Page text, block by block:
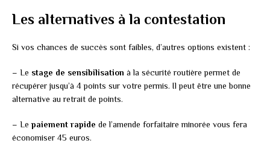
Les alternatives à la contestation
Si vos chances de succès sont faibles, d’autres options existent :
– Le stage de sensibilisation à la sécurité routière permet de
récupérer jusqu’à 4 points sur votre permis. Il peut être une bonne
alternative au retrait de points.
– Le paiement rapide de l’amende forfaitaire minorée vous fera
économiser 45 euros.